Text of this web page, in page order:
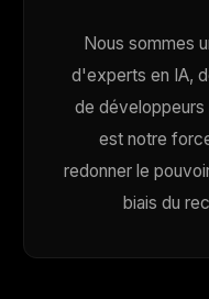
Nous sommes
d'experts en IA,
de
est notre
redonner le
biais du